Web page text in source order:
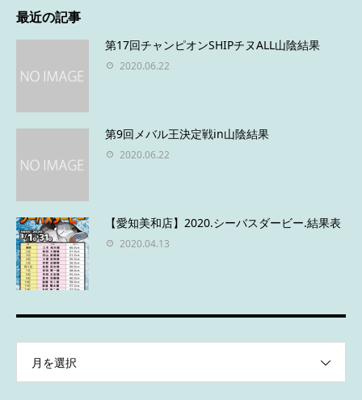
最近の記事
第17回チャンピオンSHIPチヌALL山陰結果
2020.06.22
第9回メバル王決定戦in山陰結果
2020.06.22
【愛知美和店】2020.シーバスダービー.結果表
2020.04.13
月を選択